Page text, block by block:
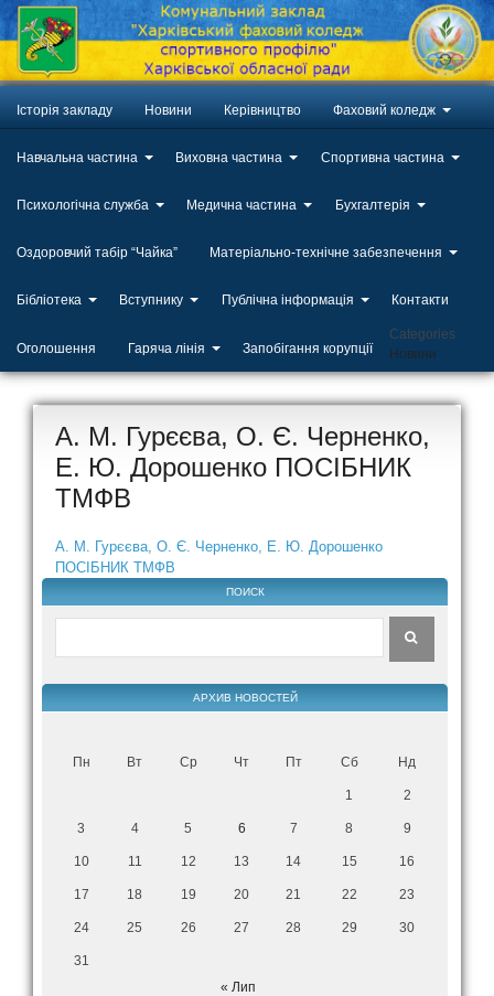
Історія закладу Новини Керівництво Фаховий коледж
Навчальна частина Виховна частина Спортивна частина
Психологічна служба Медична частина Бухгалтерія
Оздоровчий табір “Чайка” Матеріально-технічне забезпечення
Бібліотека Вступнику Публічна інформація Контакти
Оголошення Гаряча лінія Запобігання корупції
Categories
Новини
А. М. Гурєєва, О. Є. Черненко,
Е. Ю. Дорошенко ПОСІБНИК
ТМФВ
А. М. Гурєєва, О. Є. Черненко, Е. Ю. Дорошенко
ПОСІБНИК ТМФВ
ПОИСК
АРХИВ НОВОСТЕЙ
Пн Вт Ср Чт Пт Сб Нд
1 2
3 4 5 6 7 8 9
10 11 12 13 14 15 16
17 18 19 20 21 22 23
24 25 26 27 28 29 30
31
« Лип